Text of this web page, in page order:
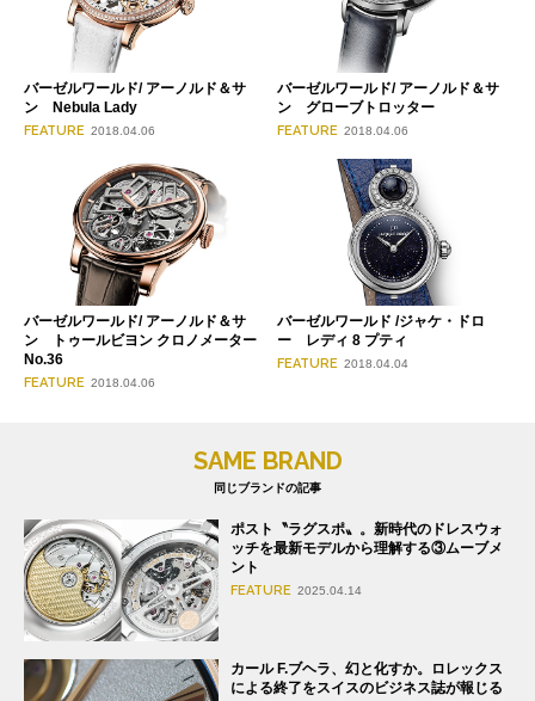
バーゼルワールド/ アーノルド＆サ
ン Nebula Lady
FEATURE 2018.04.06
バーゼルワールド/ アーノルド＆サ
ン グローブトロッター
FEATURE 2018.04.06
バーゼルワールド/ アーノルド＆サ
ン トゥールビヨン クロノメーター
No.36
FEATURE 2018.04.06
バーゼルワールド /ジャケ・ドロ
ー レディ 8 プティ
FEATURE 2018.04.04
SAME BRAND
同じブランドの記事
ポスト〝ラグスポ〟。新時代のドレスウォ
ッチを最新モデルから理解する③ムーブメ
ント
FEATURE 2025.04.14
カール F.ブヘラ、幻と化すか。ロレックス
による終了をスイスのビジネス誌が報じる